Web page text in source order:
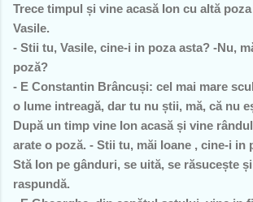
Trece timpul și vine acasă Ion cu altă
Vasile.
- Stii tu, Vasile, cine-i in poza asta? -Nu,
poză?
- E Constantin Brâncuși: cel mai mare
o lume intreagă, dar tu nu știi, mă, că nu
După un timp vine Ion acasă și vine
arate o poză. - Stii tu, măi Ioane , cine-i in
Stă Ion pe gânduri, se uită, se răsucește
raspundă.